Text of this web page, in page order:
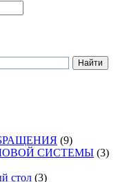
(9)
СИСТЕМЫ (3)
стол (3)